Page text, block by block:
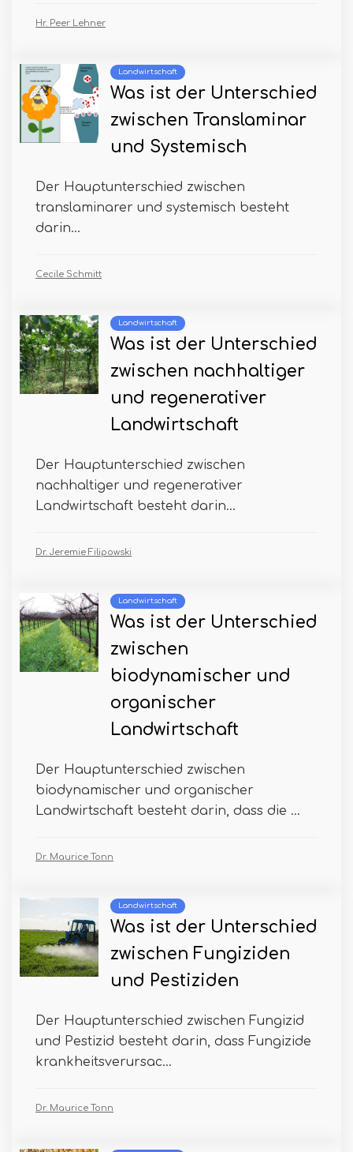
Hr. Peer Lehner
Landwirtschaft
Was ist der Unterschied
zwischen Translaminar
und Systemisch
Der Hauptunterschied zwischen
translaminarer und systemisch besteht
darin...
Cecile Schmitt
Landwirtschaft
Was ist der Unterschied
zwischen nachhaltiger
und regenerativer
Landwirtschaft
Der Hauptunterschied zwischen
nachhaltiger und regenerativer
Landwirtschaft besteht darin...
Dr. Jeremie Filipowski
Landwirtschaft
Was ist der Unterschied
zwischen
biodynamischer und
organischer
Landwirtschaft
Der Hauptunterschied zwischen
biodynamischer und organischer
Landwirtschaft besteht darin, dass die ...
Dr. Maurice Tonn
Landwirtschaft
Was ist der Unterschied
zwischen Fungiziden
und Pestiziden
Der Hauptunterschied zwischen Fungizid
und Pestizid besteht darin, dass Fungizide
krankheitsverursac...
Dr. Maurice Tonn